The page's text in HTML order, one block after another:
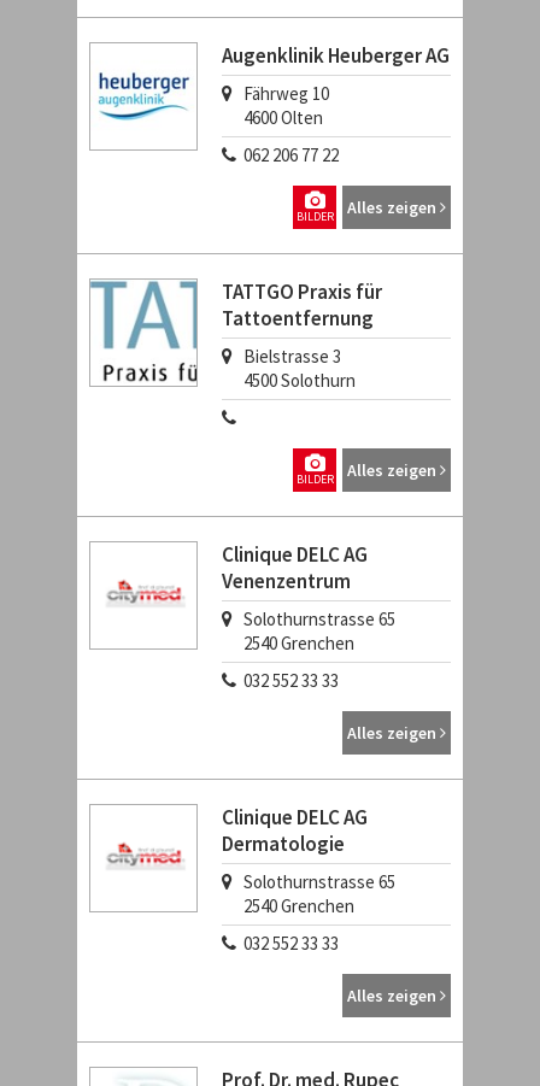
Augenklinik Heuberger AG
Fährweg 10
4600Olten
062 206 77 22
Alles zeigen
BILDER
TATTGO Praxis für
Tattoentfernung
Bielstrasse 3
4500Solothurn
Alles zeigen
BILDER
Clinique DELC AG
Venenzentrum
Solothurnstrasse 65
2540Grenchen
032 552 33 33
Alles zeigen
Clinique DELC AG
Dermatologie
Solothurnstrasse 65
2540Grenchen
032 552 33 33
Alles zeigen
Prof. Dr. med. Rupec